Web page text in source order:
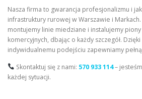
Nasza firma to gwarancja profesjonalizmu i
infrastruktury rurowej w Warszawie i Markach.
montujemy linie miedziane i instalujemy
komercyjnych, dbając o każdy szczegół.
indywidualnemu podejściu zapewniamy
Skontaktuj się z nami: 570 933 114–
każdej sytuacji.